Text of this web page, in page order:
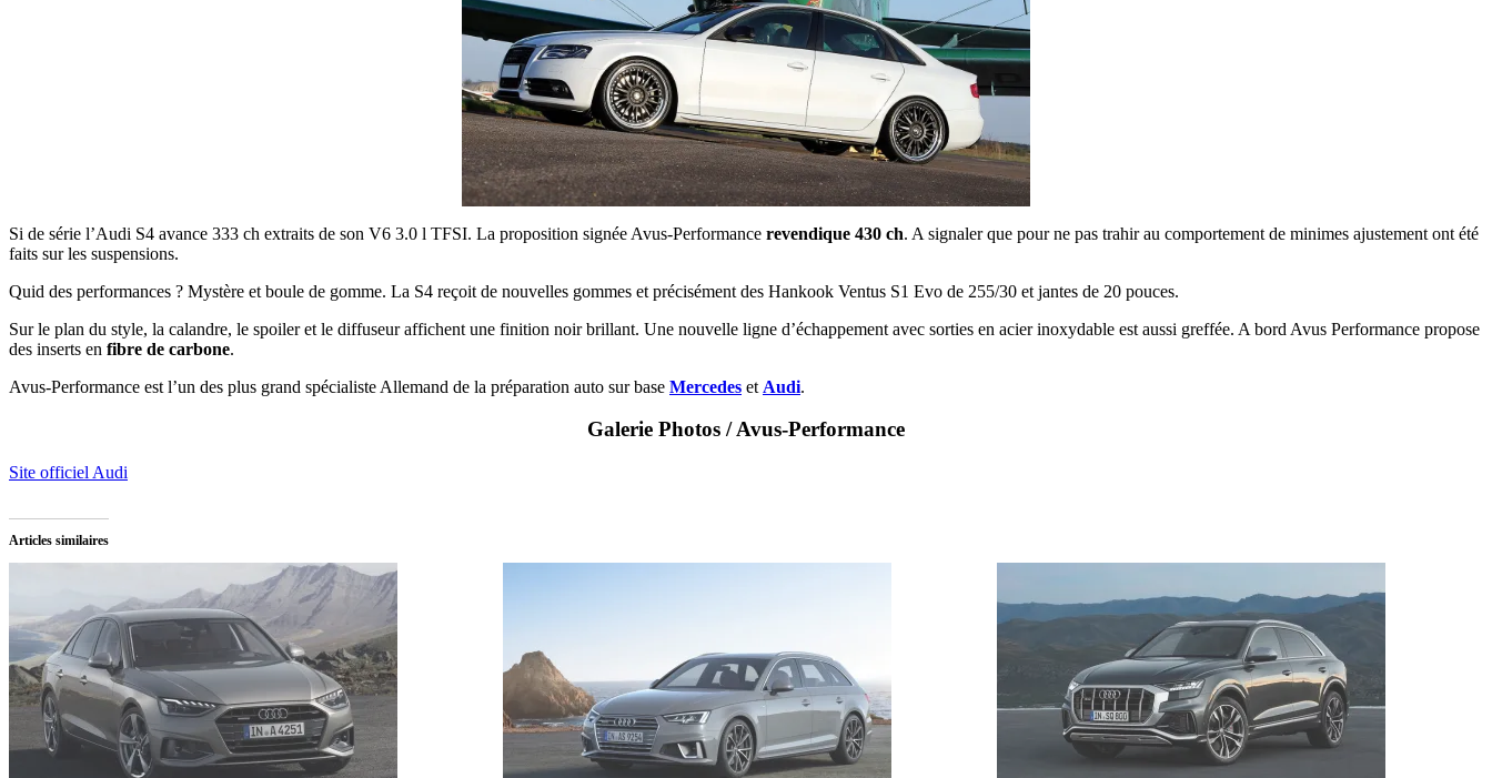
Si de série l’Audi S4 avance 333 ch extraits de son V6 3.0 l TFSI. La proposition signée Avus-Performance revendique 430 ch. A signaler que pour ne pas trahir au comportement de minimes ajustement ont été
faits sur les suspensions.
Quid des performances ? Mystère et boule de gomme. La S4 reçoit de nouvelles gommes et précisément des Hankook Ventus S1 Evo de 255/30 et jantes de 20 pouces.
Sur le plan du style, la calandre, le spoiler et le diffuseur affichent une finition noir brillant. Une nouvelle ligne d’échappement avec sorties en acier inoxydable est aussi greffée. A bord Avus Performance propose
des inserts en fibre de carbone.
Avus-Performance est l’un des plus grand spécialiste Allemand de la préparation auto sur base Mercedes et Audi.
Galerie Photos / Avus-Performance
Site officiel Audi
Articles similaires